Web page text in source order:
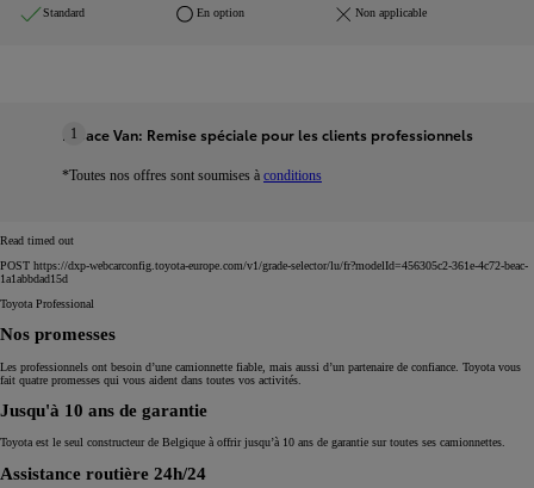
Standard
En option Non applicable
1
Proace Van: Remise spéciale pour les clients professionnels
*Toutes nos offres sont soumises à conditions
Read timed out
POST https://dxp-webcarconfig.toyota-europe.com/v1/grade-selector/lu/fr?modelId=456305c2-361e-4c72-beac-
1a1abbdad15d
Toyota Professional
Nos promesses
Les professionnels ont besoin d’une camionnette fiable, mais aussi d’un partenaire de confiance. Toyota vous
fait quatre promesses qui vous aident dans toutes vos activités.
Jusqu'à 10 ans de garantie
Toyota est le seul constructeur de Belgique à offrir jusqu’à 10 ans de garantie sur toutes ses camionnettes.
Assistance routière 24h/24